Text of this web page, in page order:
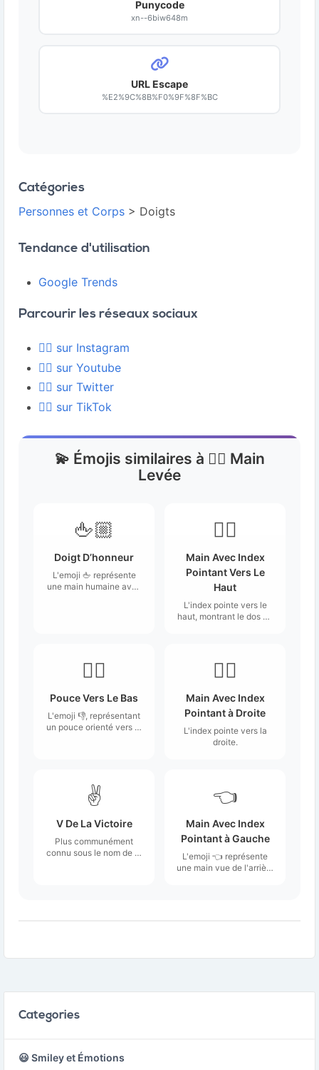
Punycode
xn--6biw648m
URL Escape
%E2%9C%8B%F0%9F%8F%BC
Catégories
Personnes et Corps > Doigts
Tendance d'utilisation
Google Trends
Parcourir les réseaux sociaux
✋🏼 sur Instagram
✋🏼 sur Youtube
✋🏼 sur Twitter
✋🏼 sur TikTok
💫 Émojis similaires à ✋🏼 Main
Levée
🖕🏼
Doigt D’honneur
L'emoji 🖕 représente
une main humaine avec
👆🏼
Main Avec Index
Pointant Vers Le
Haut
L'index pointe vers le
haut, montrant le dos de
👎🏼
Pouce Vers Le Bas
L'emoji 👎, représentant
un pouce orienté vers le
descendante.
👉🏼
Main Avec Index
Pointant à Droite
L'index pointe vers la
droite.
✌️
V De La Victoire
Plus communément
connu sous le nom de ✌️
👈
Main Avec Index
Pointant à Gauche
L'emoji 👈 représente
une main vue de l'arrière
Categories
😃 Smiley et Émotions